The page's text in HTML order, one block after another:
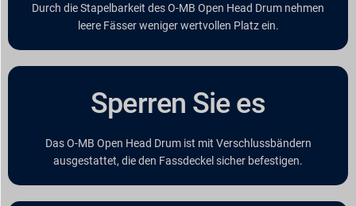
Durch die Stapelbarkeit des O-MB Open Head Drum nehmen
leere Fässer weniger wertvollen Platz ein.
Sperren Sie es
Das O-MB Open Head Drum ist mit Verschlussbändern
ausgestattet, die den Fassdeckel sicher befestigen.